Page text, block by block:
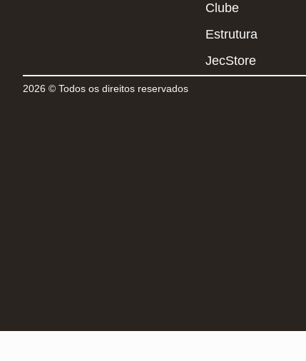
Clube
Estrutura
JecStore
2026 © Todos os direitos reservados